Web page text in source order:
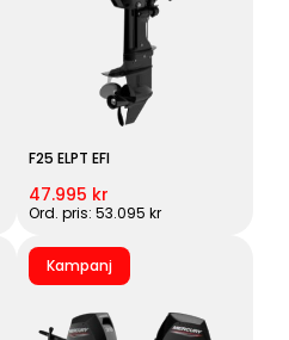
F25 ELPT EFI
47.995 kr
Ord. pris: 53.095 kr
Kampanj